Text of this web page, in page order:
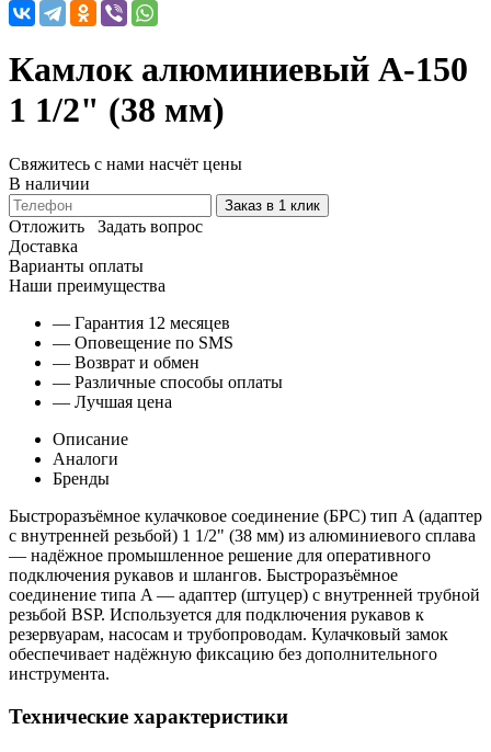
Камлок алюминиевый A-150
1 1/2" (38 мм)
Свяжитесь с нами насчёт цены
В наличии
Заказ в 1 клик
Отложить
Задать вопрос
Доставка
Варианты оплаты
Наши преимущества
— Гарантия 12 месяцев
— Оповещение по SMS
— Возврат и обмен
— Различные способы оплаты
— Лучшая цена
Описание
Аналоги
Бренды
Быстроразъёмное кулачковое соединение (БРС) тип A (адаптер
с внутренней резьбой) 1 1/2" (38 мм) из алюминиевого сплава
— надёжное промышленное решение для оперативного
подключения рукавов и шлангов. Быстроразъёмное
соединение типа A — адаптер (штуцер) с внутренней трубной
резьбой BSP. Используется для подключения рукавов к
резервуарам, насосам и трубопроводам. Кулачковый замок
обеспечивает надёжную фиксацию без дополнительного
инструмента.
Технические характеристики